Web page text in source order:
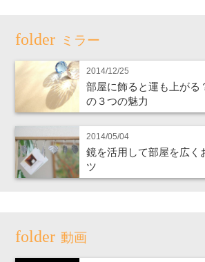
ミラー
2014/12/25
部屋に飾ると運も上がる
の３つの魅力
2014/05/04
鏡を活用して部屋を広く
ツ
動画